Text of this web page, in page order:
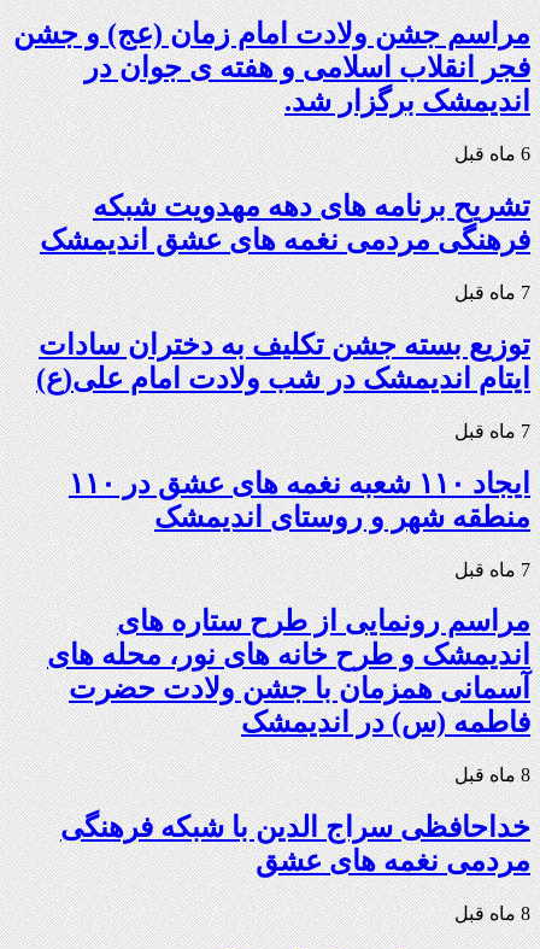
مراسم جشن ولادت امام زمان (عج) و جشن
فجر انقلاب اسلامی و هفته ی جوان در
اندیمشک برگزار شد.
6 ماه قبل
تشریح برنامه های دهه مهدویت شبکه
فرهنگی مردمی نغمه های عشق اندیمشک
7 ماه قبل
توزیع بسته جشن تکلیف به دختران سادات
ایتام اندیمشک در شب ولادت امام علی(ع)
7 ماه قبل
ایجاد ۱۱۰ شعبه نغمه های عشق در ۱۱۰
منطقه شهر و روستای اندیمشک
7 ماه قبل
مراسم رونمایی از طرح ستاره های
اندیمشک و طرح خانه های نور، محله های
آسمانی همزمان با جشن ولادت حضرت
فاطمه (س) در اندیمشک
8 ماه قبل
خداحافظی سراج الدین با شبکه فرهنگی
مردمی نغمه های عشق
8 ماه قبل